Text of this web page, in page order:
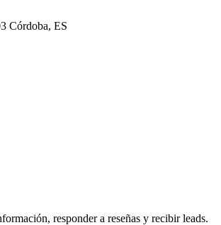
Córdoba, ES
responder a reseñas y recibir leads.